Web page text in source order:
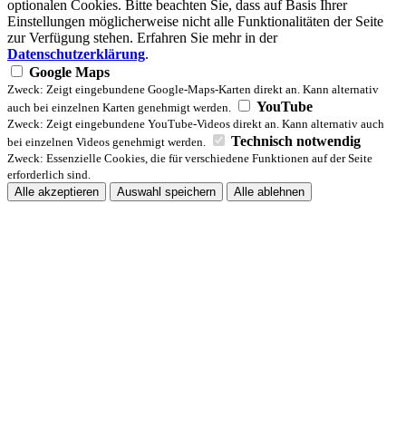
optionalen Cookies. Bitte beachten Sie, dass auf Basis Ihrer
Einstellungen möglicherweise nicht alle Funktionalitäten der Seite
zur Verfügung stehen. Erfahren Sie mehr in der
Datenschutzerklärung.
Google Maps
Zweck: Zeigt eingebundene Google-Maps-Karten direkt an. Kann alternativ
auch bei einzelnen Karten genehmigt werden.
YouTube
Zweck: Zeigt eingebundene YouTube-Videos direkt an. Kann alternativ auch
bei einzelnen Videos genehmigt werden.
Technisch notwendig
Zweck: Essenzielle Cookies, die für verschiedene Funktionen auf der Seite
erforderlich sind.
Alle akzeptieren
Auswahl speichern Alle ablehnen